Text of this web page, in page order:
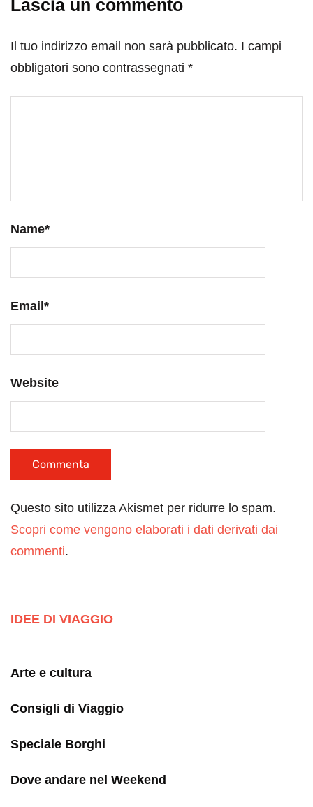
Lascia un commento
Il tuo indirizzo email non sarà pubblicato. I campi
obbligatori sono contrassegnati *
Name*
Email*
Website
Questo sito utilizza Akismet per ridurre lo spam.
Scopri come vengono elaborati i dati derivati dai
commenti.
IDEE DI VIAGGIO
Arte e cultura
Consigli di Viaggio
Speciale Borghi
Dove andare nel Weekend